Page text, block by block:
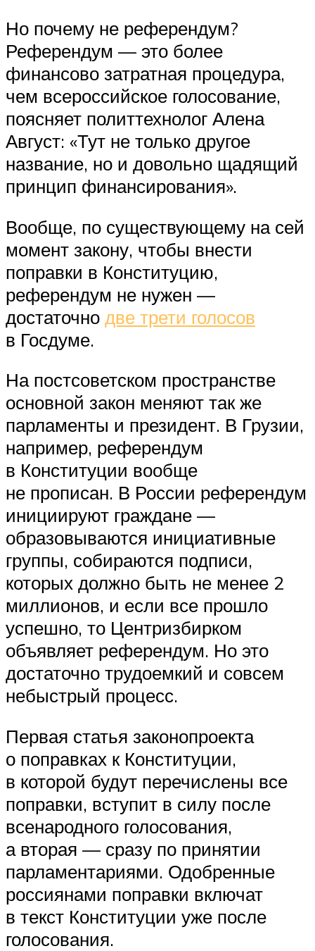
Но почему не референдум?
Референдум — это более
финансово затратная процедура,
чем всероссийское голосование,
поясняет политтехнолог Алена
Август: «Тут не только другое
название, но и довольно щадящий
принцип финансирования».
Вообще, по существующему на сей
момент закону, чтобы внести
поправки в Конституцию,
референдум не нужен —
достаточно две трети голосов
в Госдуме.
На постсоветском пространстве
основной закон меняют так же
парламенты и президент. В Грузии,
например, референдум
в Конституции вообще
не прописан. В России референдум
инициируют граждане —
образовываются инициативные
группы, собираются подписи,
которых должно быть не менее 2
миллионов, и если все прошло
успешно, то Центризбирком
объявляет референдум. Но это
достаточно трудоемкий и совсем
небыстрый процесс.
Первая статья законопроекта
о поправках к Конституции,
в которой будут перечислены все
поправки, вступит в силу после
всенародного голосования,
а вторая — сразу по принятии
парламентариями. Одобренные
россиянами поправки включат
в текст Конституции уже после
голосования.